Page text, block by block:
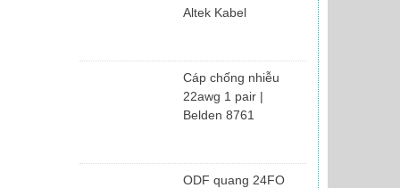
Altek Kabel
Cáp chống nhiễu
22awg 1 pair |
Belden 8761
ODF quang 24FO